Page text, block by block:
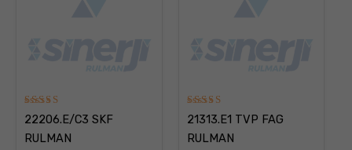
5
üzerinden
5.00
oy aldı
22206.E/C3 SKF
RULMAN
5
üzerinden
5.00
oy aldı
21313.E1 TVP FAG
RULMAN